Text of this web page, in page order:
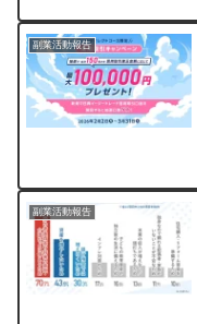
副業活動報告
副業活動報告